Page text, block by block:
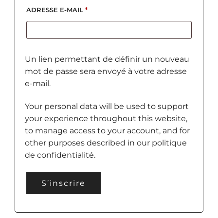
ADRESSE E-MAIL *OBLIGATOIRE
Un lien permettant de définir un nouveau
mot de passe sera envoyé à votre adresse
e-mail.
Your personal data will be used to support
your experience throughout this website,
to manage access to your account, and for
other purposes described in our politique
de confidentialité.
S’inscrire